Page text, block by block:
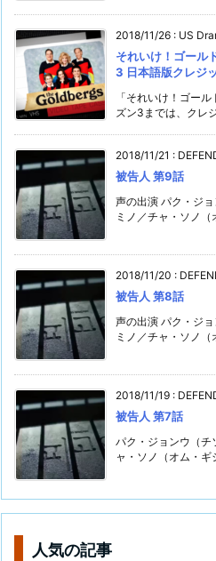
2018/11/26 : US
それいけ！ゴール
3 日本語版クレジ
「それいけ！ゴー
ズン3までは、クレ
2018/11/21 :
被告人 第9話
声の出演 パク・ジ
ミノ／チャ・ソノ（
2018/11/20 :
被告人 第8話
声の出演 パク・ジ
ミノ／チャ・ソノ（
2018/11/19 :
被告人 第7話
パク・ジョンウ（チ
ャ・ソノ（オム・ギ
人気の記事